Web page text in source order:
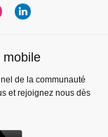
mobile
de la communauté
et rejoignez nous dès